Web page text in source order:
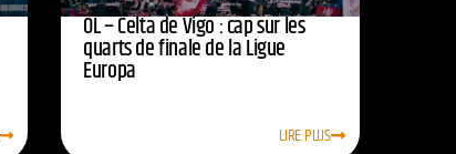
OL – Celta de Vigo : cap sur les
quarts de finale de la Ligue
Europa
LIRE PLUS